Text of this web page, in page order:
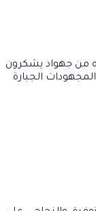
من جهواد يشكرون
الجبارة